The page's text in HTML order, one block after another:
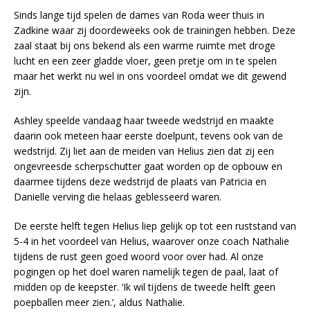
Sinds lange tijd spelen de dames van Roda weer thuis in
Zadkine waar zij doordeweeks ook de trainingen hebben. Deze
zaal staat bij ons bekend als een warme ruimte met droge
lucht en een zeer gladde vloer, geen pretje om in te spelen
maar het werkt nu wel in ons voordeel omdat we dit gewend
zijn.
Ashley speelde vandaaghaar tweede wedstrijd en maakte
daarin ook meteen haar eerste doelpunt, tevens ook van de
wedstrijd. Zij liet aan de meiden van Helius zien dat zij een
ongevreesde scherpschutter gaat worden op de opbouw en
daarmee tijdens deze wedstrijd de plaats van Patricia en
Danielle verving die helaas geblesseerd waren.
De eerste helft tegen Helius liep gelijk op tot een ruststand van
5-4 in het voordeel van Helius, waarover onze coach Nathalie
tijdens de rust geen goed woord voor over had. Al onze
pogingen op het doel waren namelijk tegen de paal, laat of
midden op de keepster. ‘Ik wil tijdens de tweede helft geen
poepballen meer zien.’, aldus Nathalie.